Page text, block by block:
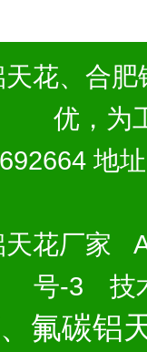
天花、 合肥
优，为
地
天花厂家
号-3 技
氟碳铝